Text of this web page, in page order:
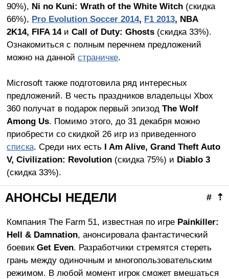
90%), Ni no Kuni: Wrath of the White Witch(скидка
66%), Pro Evolution Soccer 2014, F1 2013, NBA
2K14, FIFA 14и Call of Duty: Ghosts(скидка 33%).
Ознакомиться с полным перечнем предложений
можно на данной страничке.
Microsoft также подготовила ряд интересных
предложений. В честь праздников владельцы Xbox
360 получат в подарок первый эпизод The Wolf
Among Us. Помимо этого, до 31 декабря можно
приобрести со скидкой 26 игр из приведенного
списка. Среди них есть I Am Alive, Grand Theft Auto
V, Civilization: Revolution(скидка 75%) и Diablo 3
(скидка 33%).
⇡
#
АНОНСЫ НЕДЕЛИ
Компания The Farm 51, известная по игре Painkiller:
Hell & Damnation, анонсировала фантастический
боевик Get Even. Разработчики стремятся стереть
грань между одиночным и многопользовательским
режимом. В любой момент игрок сможет вмешаться